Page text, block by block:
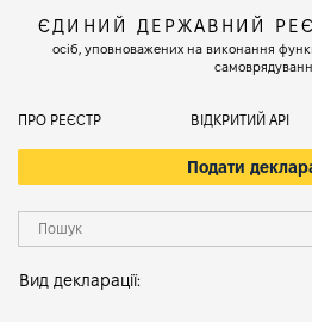
ЄДИНИЙ ДЕРЖАВНИЙ
осіб, уповноважених на виконання
ПРО РЕЄСТР ВІДКРИТИЙ АРІ
Подати
Вид декларації: